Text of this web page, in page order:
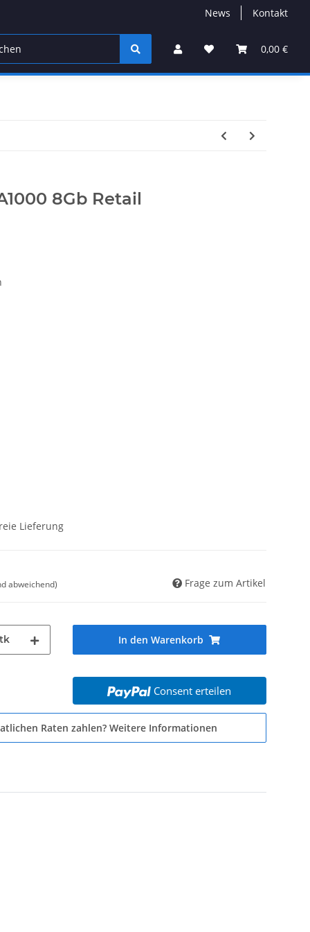
News Kontakt
0,00 €
8Gb Retail
Lieferung
abweichend) Frage zum Artikel
In den Warenkorb
Consent erteilen
Raten zahlen? Weitere Informationen